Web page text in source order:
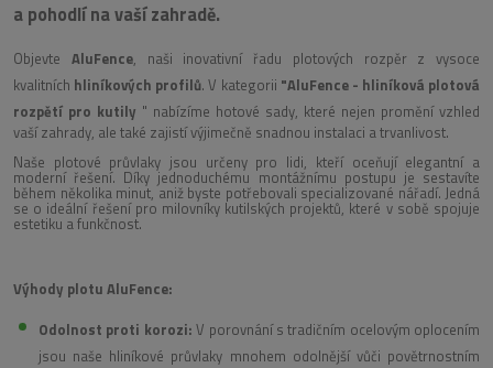
a pohodlí na vaší zahradě.
Objevte AluFence, naši inovativní řadu plotových rozpěr z vysoce
kvalitních hliníkových profilů. V kategorii "AluFence - hliníková plotová
rozpětí pro kutily " nabízíme hotové sady, které nejen promění vzhled
vaší zahrady, ale také zajistí výjimečně snadnou instalaci a trvanlivost.
Naše plotové průvlaky jsou určeny pro lidi, kteří oceňují elegantní a
moderní řešení. Díky jednoduchému montážnímu postupu je sestavíte
během několika minut, aniž byste potřebovali specializované nářadí. Jedná
se o ideální řešení pro milovníky kutilských projektů, které v sobě spojuje
estetiku a funkčnost.
Výhody plotu AluFence:
Odolnost proti korozi: V porovnání s tradičním ocelovým oplocením
jsou naše hliníkové průvlaky mnohem odolnější vůči povětrnostním